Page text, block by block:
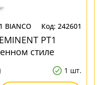
BIANCO 242601
PT1
стиле
1 шт.